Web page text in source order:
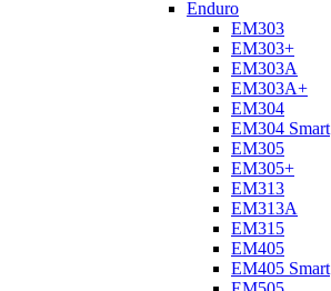
Enduro
EM303
EM303+
EM303A
EM303A+
EM304
EM304 Smart
EM305
EM305+
EM313
EM313A
EM315
EM405
EM405 Smart